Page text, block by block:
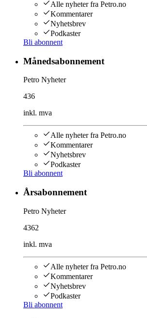
Alle nyheter fra Petro.no
Kommentarer
Nyhetsbrev
Podkaster
Bli abonnent
Månedsabonnement
Petro Nyheter
436
inkl. mva
Alle nyheter fra Petro.no
Kommentarer
Nyhetsbrev
Podkaster
Bli abonnent
Årsabonnement
Petro Nyheter
4362
inkl. mva
Alle nyheter fra Petro.no
Kommentarer
Nyhetsbrev
Podkaster
Bli abonnent